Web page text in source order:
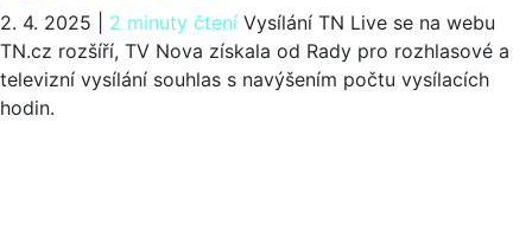
2. 4. 2025 2 minuty čtení Vysílání TN Live se na webu
TN.cz rozšíří, TV Nova získala od Rady pro rozhlasové a
televizní vysílání souhlas s navýšením počtu vysílacích
hodin.